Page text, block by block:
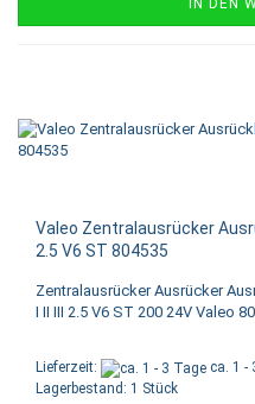
IN DEN
Valeo Zentralausrücker
2.5 V6 ST 804535
Zentralausrücker Ausrücker
I II III 2.5 V6 ST 200 24V Valeo
Lieferzeit:
ca. 1 -
Lagerbestand: 1 Stück